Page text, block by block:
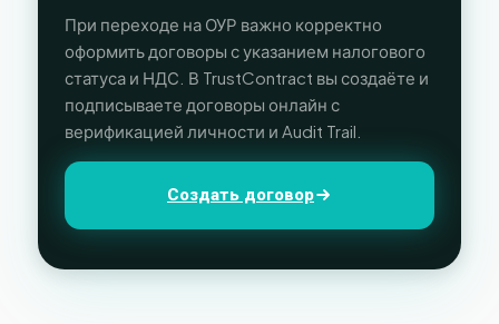
При переходе на ОУР важно корректно
оформить договоры с указанием налогового
статуса и НДС. В TrustContract вы создаёте и
подписываете договоры онлайн с
верификацией личности и Audit Trail.
Создать договор